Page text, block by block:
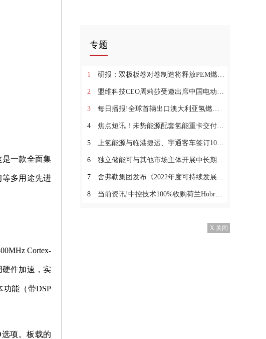
是一款全面集
等多用途先进
Cortex-
硬件加速，实
能（带DSP
项。板载的
专题
1 研报：双极板卷对卷制造将释放PEM燃料电池的潜力
2 盟维科技CEO周莉莎受邀出席中国电动汽车百人会论坛并发表演讲，锂金属电池在新能源汽车中的应用逐渐进入产业视野
3 每日播报!全球首辆出口澳大利亚氢燃料重卡下线交付
4 焦点短讯！未势能源配套氢能重卡交付新天钢&德达物流
5 上氢能源与临港捷运、宇通客车签订100台氢能客运班车项目
6 独立储能可与其他市场主体开展中长期交易 《广东省新型储能参与电力市场交易实施方案》印发
7 舍弗勒集团发布《2022年度可持续发展报告》
8 当前资讯!中控技术100%收购荷兰Hobré公司
X 关闭